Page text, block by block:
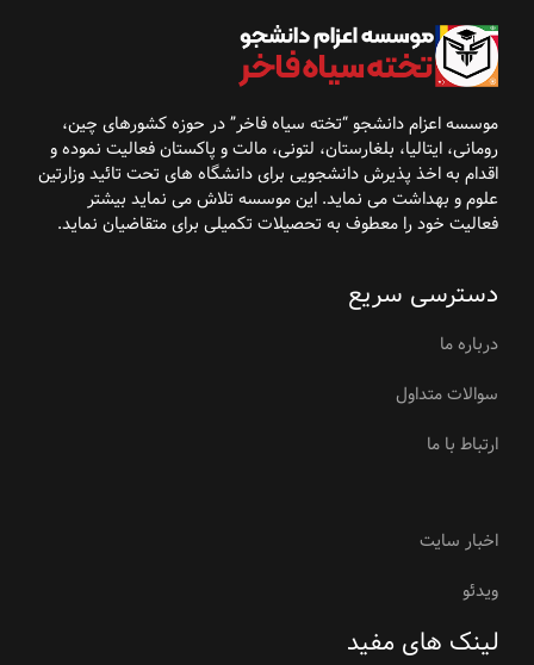
موسسه اعزام دانشجو “تخته سیاه فاخر” در حوزه کشورهای چین،
رومانی، ایتالیا، بلغارستان، لتونی، مالت و پاکستان فعالیت نموده و
اقدام به اخذ پذیرشدانشجویی برای دانشگاه های تحت تائید وزارتین
علوم و بهداشت می نماید. این موسسه تلاش می نماید بیشتر
فعالیت خود را معطوف به تحصیلات تکمیلی برای متقاضیان نماید.
دسترسی سریع
درباره ما
سوالات متداول
ارتباط با ما
اخبار سایت
ویدئو
لینک های مفید